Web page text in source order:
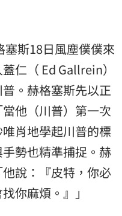
塞斯18日風塵僕僕來
仁（ Ed Gallrein）
。赫格塞斯先以正
他（川普）第一次
肖地學起川普的標
勢也精準捕捉。赫
說：『皮特，你必
你麻煩。』」